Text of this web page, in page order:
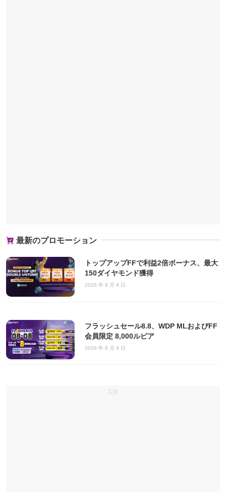
最新のプロモーション
トップアップFFで利益2倍ボーナス、最大
150ダイヤモンド獲得
2026 年 8 月 4 日
フラッシュセール8.8、WDP MLおよびFF
会員限定 8,000ルピア
2026 年 8 月 4 日
広告